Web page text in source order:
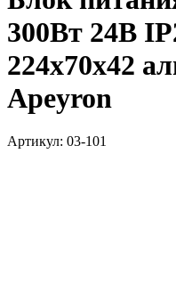
300Вт 24В
224х70х42
Apeyron
Артикул: 03-101